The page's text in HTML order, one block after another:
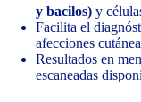
y bacilos) y
Facilita el
afecciones
Resultados en
escaneadas